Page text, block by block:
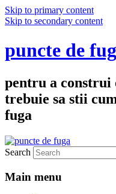
Skip to primary content
Skip to secondary content
puncte de
pentru a construi
trebuie sa stii
fuga
Search
Main menu